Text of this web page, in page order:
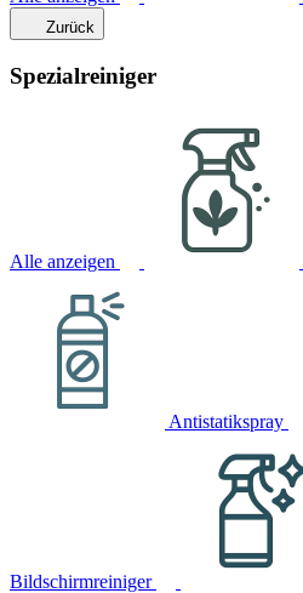
Zurück
Spezialreiniger
Alle anzeigen
Antistatikspray
Bildschirmreiniger